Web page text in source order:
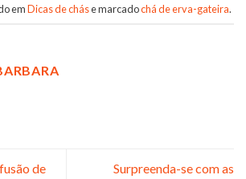
emDicas de cháse marcadochá de erva-gateira.
de
Surpreenda-se com as